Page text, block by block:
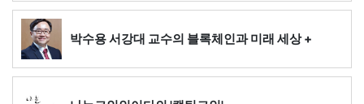
박수용 서강대 교수의 블록체인과 미래 세상 +